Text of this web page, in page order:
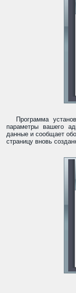
Программа
параметры вашего
данные и сообщает
страницу вновь